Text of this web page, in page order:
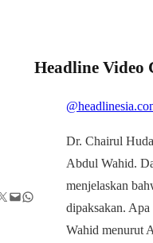
Mail WhatsApp
Headline Video
Dr. Chairul
Abdul Wahid.
menjelaskan
dipaksakan.
Wahid menurut